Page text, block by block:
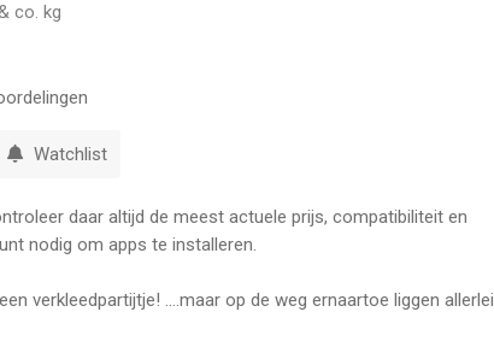
co. kg
Watchlist
daar altijd de meest actuele prijs, compatibiliteit en
nodig om apps te installeren.
verkleedpartijtje! ....maar op de weg ernaartoe liggen allerlei
voor te zorgen dat Kleine Kitten veilig op het feestje komt.